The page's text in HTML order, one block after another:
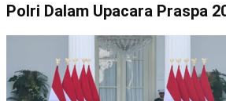
Polri Dalam Upacara Praspa